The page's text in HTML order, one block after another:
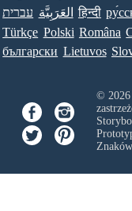
עברית العَرَبِيَّة हिन्दी
Türkçe Polski Româna
български Lietuvos
© 2026